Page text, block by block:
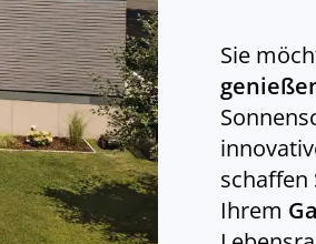
Sie
schaffen
Ihrem